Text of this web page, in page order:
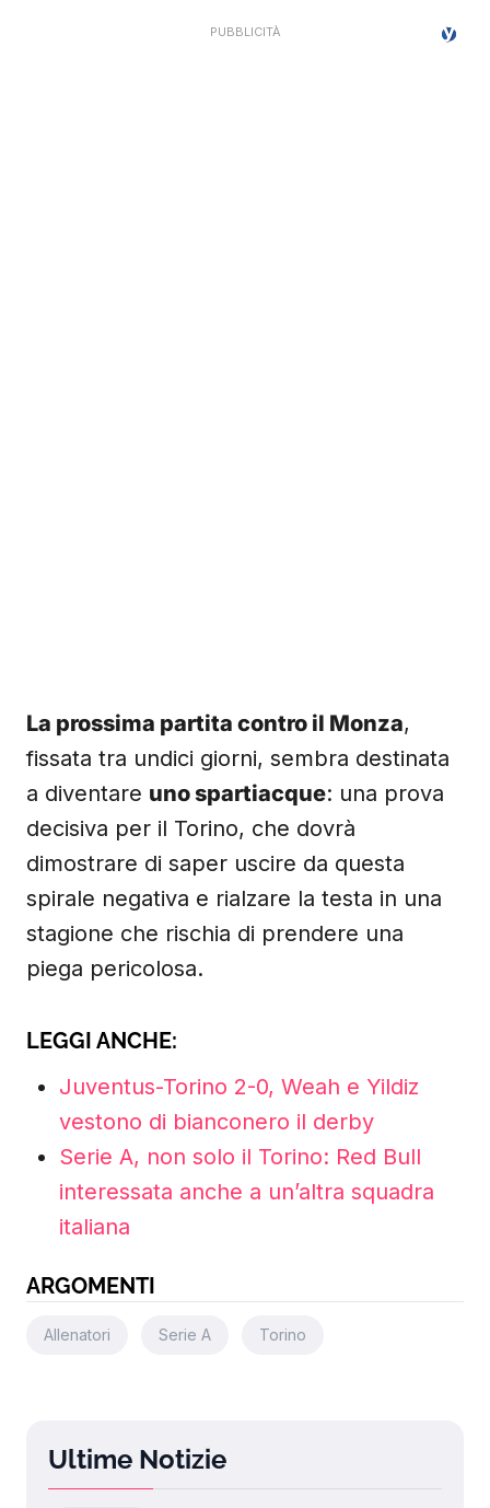
La prossima partita contro il Monza,
fissata tra undici giorni, sembra destinata
a diventare uno spartiacque: una prova
decisiva per il Torino, che dovrà
dimostrare di saper uscire da questa
spirale negativa e rialzare la testa in una
stagione che rischia di prendere una
piega pericolosa.
LEGGI ANCHE:
Juventus-Torino 2-0, Weah e Yildiz
vestono di bianconero il derby
Serie A, non solo il Torino: Red Bull
interessata anche a un’altra squadra
italiana
ARGOMENTI
Allenatori Serie A Torino
Ultime Notizie